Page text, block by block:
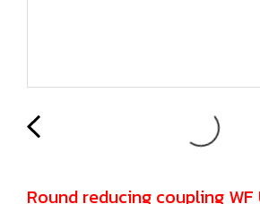
Round reducing coupling WF